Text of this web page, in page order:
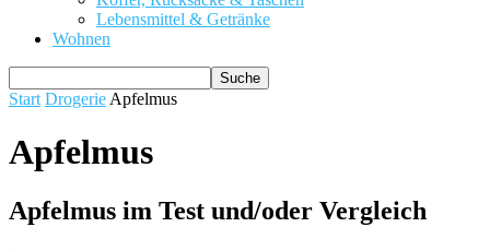
Lebensmittel & Getränke
Wohnen
Start Drogerie Apfelmus
Apfelmus
Apfelmus im Test und/oder Vergleich